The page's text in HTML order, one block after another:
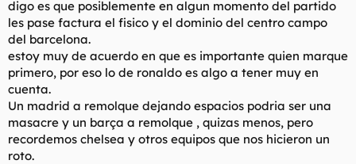
digo es que posiblemente en algun momento del partido
les pase factura el fisico y el dominio del centro campo
del barcelona.
estoy muy de acuerdo en que es importante quien marque
primero, por eso lo de ronaldo es algo a tener muy en
cuenta.
Un madrid a remolque dejando espacios podria ser una
masacre y un barça a remolque , quizas menos, pero
recordemos chelsea y otros equipos que nos hicieron un
roto.